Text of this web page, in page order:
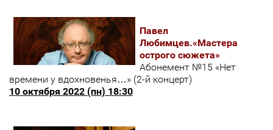
Павел
Любимцев.«Мастера
острого сюжета»
Абонемент №15 «Нет
времени у вдохновенья…» (2-й концерт)
10 октября 2022 (пн) 18:30